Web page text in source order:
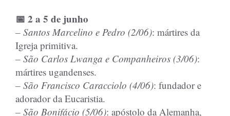
📅 2 a 5 de junho
– Santos Marcelino e Pedro (2/06): mártires da
Igreja primitiva.
– São Carlos Lwanga e Companheiros (3/06):
mártires ugandenses.
– São Francisco Caracciolo (4/06): fundador e
adorador da Eucaristia.
– São Bonifácio (5/06): apóstolo da Alemanha,